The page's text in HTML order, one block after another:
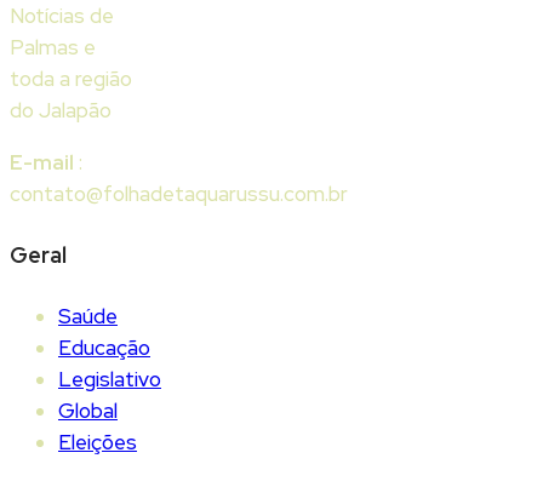
Notícias de
Palmas e
toda a região
do Jalapão
E-mail :
contato@folhadetaquarussu.com.br
Geral
Saúde
Educação
Legislativo
Global
Eleições